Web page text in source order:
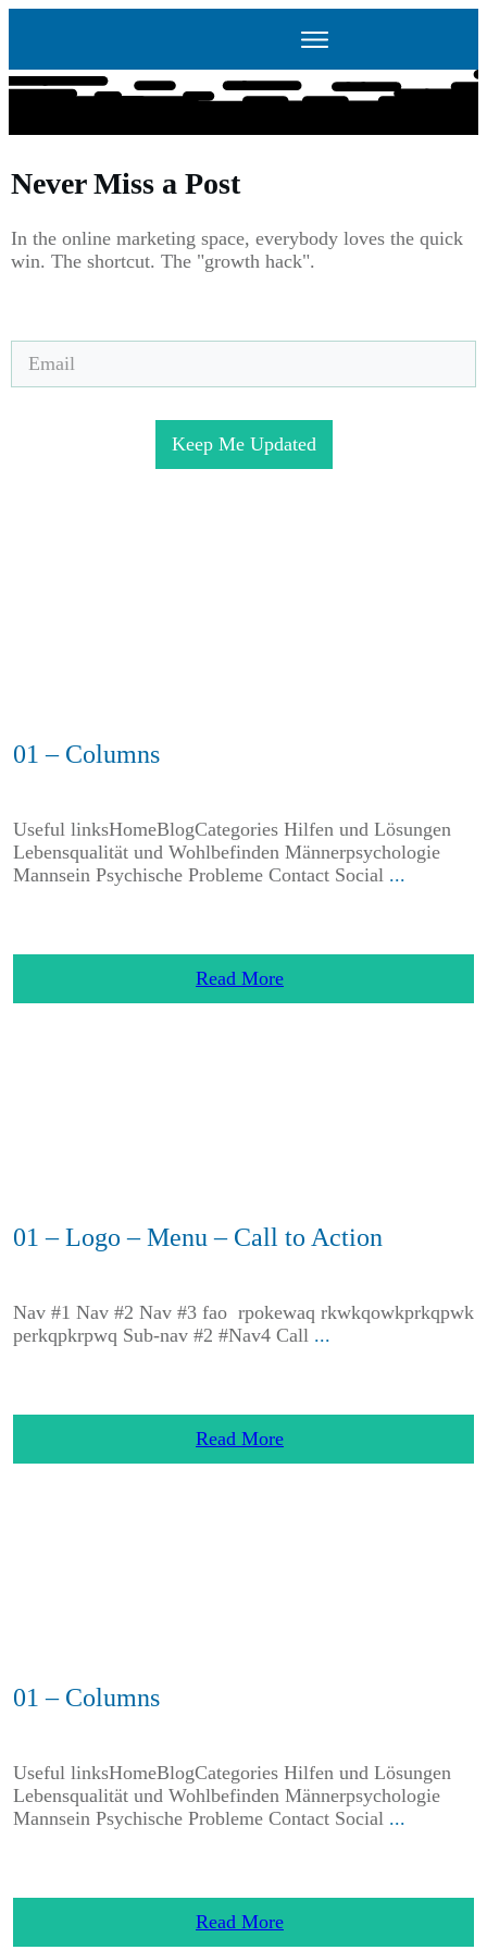
Never Miss a Post
In the online marketing space, everybody loves the quick
win. The shortcut. The "growth hack".
Keep Me Updated
01 – Columns
Useful linksHomeBlogCategories Hilfen und Lösungen
Lebensqualität und Wohlbefinden Männerpsychologie
Mannsein Psychische Probleme Contact Social ...
Read More
01 – Logo – Menu – Call to Action
Nav #1 Nav #2 Nav #3 fao rpokewaq rkwkqowkprkqpwk
perkqpkrpwq Sub-nav #2 #Nav4 Call ...
Read More
01 – Columns
Useful linksHomeBlogCategories Hilfen und Lösungen
Lebensqualität und Wohlbefinden Männerpsychologie
Mannsein Psychische Probleme Contact Social ...
Read More